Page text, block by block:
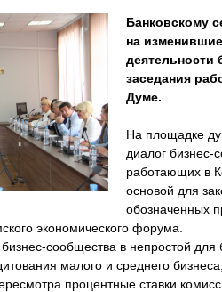
Банковскому
на
деятельности
заседания
Думе.
На площадке
диалог бизнес-
работающих в
основой для
обозначенных
экономического форума.
сообщества в непростой для
малого и среднего
процентные ставки